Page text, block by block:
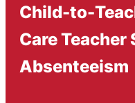
Child-to-
Care Teacher
Absenteeism